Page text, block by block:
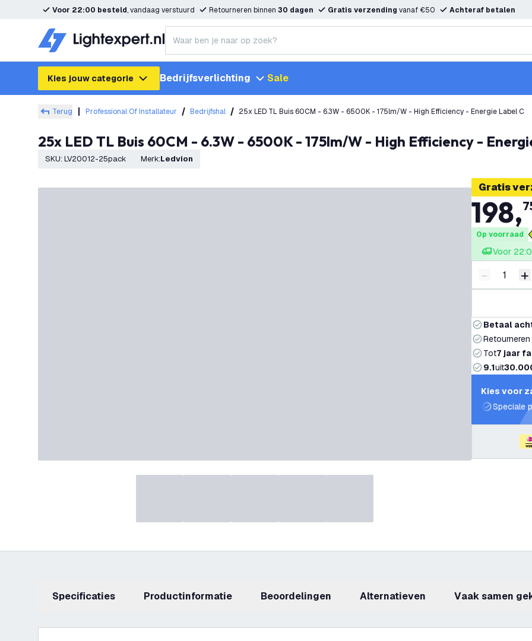
Voor 22:00 besteld, vandaag verstuurd Retourneren binnen 30 dagen Gratis verzending vanaf €50 Achteraf betalen
Kies jouw categorie Bedrijfsverlichting Sale
Terug Professional Of Installateur Bedrijfshal 25x LED TL Buis 60CM - 6.3W - 6500K - 175lm/W - High Efficiency - Energie Label C
25x LED TL Buis 60CM - 6.3W - 6500K - 175lm/W - High Efficiency -
SKU: LV20012-25pack Merk: Ledvion
Gratis
198,
Op voorraad
Voor
Verminder
- +
Betaal
Tot7 jaar
9.1uit
Kies voor
Speciale
Specificaties productinformatie beoordelingen Alternatieven Vaak samen